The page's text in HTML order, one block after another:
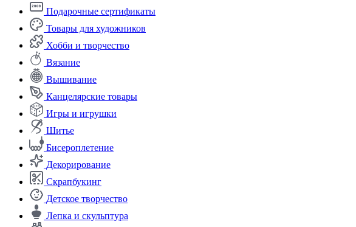
Подарочные сертификаты
Товары для художников
Хобби и творчество
Вязание
Вышивание
Канцелярские товары
Игры и игрушки
Шитье
Бисероплетение
Декорирование
Скрапбукинг
Детское творчество
Лепка и скульптура